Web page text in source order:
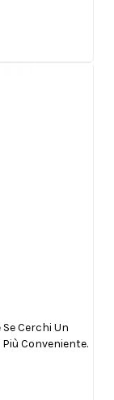
Cerchi Un
Conveniente.